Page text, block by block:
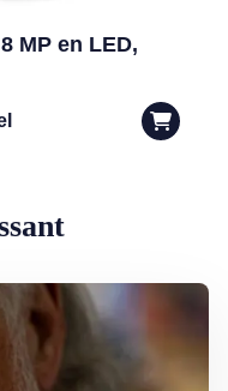
MP en LED,
liedjes schrijven en